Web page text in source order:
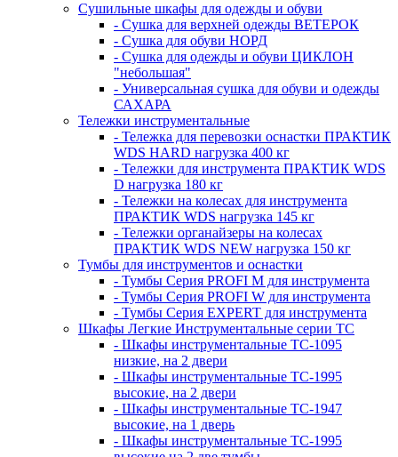
Сушильные шкафы для одежды и обуви
- Сушка для верхней одежды ВЕТЕРОК
- Сушка для обуви НОРД
- Сушка для одежды и обуви ЦИКЛОН
"небольшая"
- Универсальная сушка для обуви и одежды
САХАРА
Тележки инструментальные
- Тележка для перевозки оснастки ПРАКТИК
WDS HARD нагрузка 400 кг
- Тележки для инструмента ПРАКТИК WDS
D нагрузка 180 кг
- Тележки на колесах для инструмента
ПРАКТИК WDS нагрузка 145 кг
- Тележки органайзеры на колесах
ПРАКТИК WDS NEW нагрузка 150 кг
Тумбы для инструментов и оснастки
- Тумбы Серия PROFI M для инструмента
- Тумбы Серия PROFI W для инструмента
- Тумбы Серия EXPERT для инструмента
Шкафы Легкие Инструментальные серии ТС
- Шкафы инструментальные TC-1095
низкие, на 2 двери
- Шкафы инструментальные TC-1995
высокие, на 2 двери
- Шкафы инструментальные ТС-1947
высокие, на 1 дверь
- Шкафы инструментальные ТС-1995